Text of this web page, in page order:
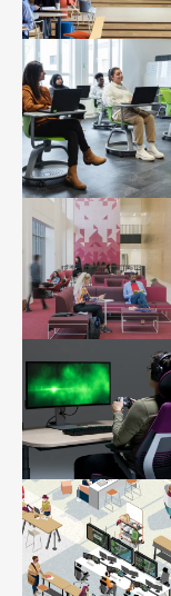
Partager
sur
Facebook
Partager
sur
Twitter
Partager
Pinterest
Partager
sur
LinkedIn
contact
Partager
sur
Facebook
Partager
sur
Twitter
Partager
sur
Pinterest
Partager
sur
LinkedIn
de
contact
Partager
sur
Facebook
Partager
sur
Twitter
Partager
sur
Pinterest
Partager
sur
LinkedIn
Partager
sur
Facebook
Partager
sur
Twitter
Partager
sur
Pinterest
Partager
sur
LinkedIn
de